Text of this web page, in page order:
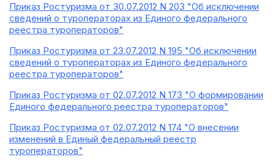
Приказ Ростуризма от 30.07.2012 N 203 "Об исключении
сведений о туроператорах из Единого федерального
реестра туроператоров"
Приказ Ростуризма от 23.07.2012 N 195 "Об исключении
сведений о туроператорах из Единого федерального
реестра туроператоров"
Приказ Ростуризма от 02.07.2012 N 173 "О формировании
Единого федерального реестра туроператоров"
Приказ Ростуризма от 02.07.2012 N 174 "О внесении
изменений в Единый федеральный реестр
туроператоров"